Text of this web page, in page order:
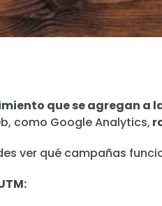
que se agregan a
como Google Analytics,
ver qué campañas